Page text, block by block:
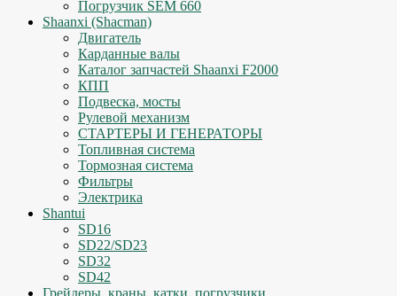
Погрузчик SEM 660
Shaanxi (Shacman)
Двигатель
Карданные валы
Каталог запчастей Shaanxi F2000
КПП
Подвеска, мосты
Рулевой механизм
СТАРТЕРЫ И ГЕНЕРАТОРЫ
Топливная система
Тормозная система
Фильтры
Электрика
Shantui
SD16
SD22/SD23
SD32
SD42
Грейдеры, краны, катки, погрузчики